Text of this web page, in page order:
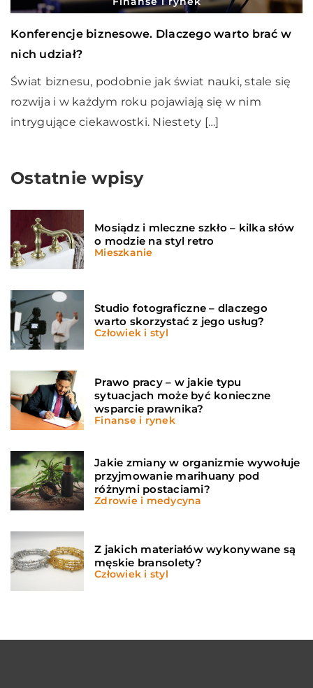
Konferencje biznesowe. Dlaczego warto brać w
nich udział?
Świat biznesu, podobnie jak świat nauki, stale się
rozwija i w każdym roku pojawiają się w nim
intrygujące ciekawostki. Niestety […]
Ostatnie wpisy
Mosiądz i mleczne szkło – kilka słów
o modzie na styl retro
Mieszkanie
Studio fotograficzne – dlaczego
warto skorzystać z jego usług?
Człowiek i styl
Prawo pracy – w jakie typu
sytuacjach może być konieczne
wsparcie prawnika?
Finanse i rynek
Jakie zmiany w organizmie wywołuje
przyjmowanie marihuany pod
różnymi postaciami?
Zdrowie i medycyna
Z jakich materiałów wykonywane są
męskie bransolety?
Człowiek i styl